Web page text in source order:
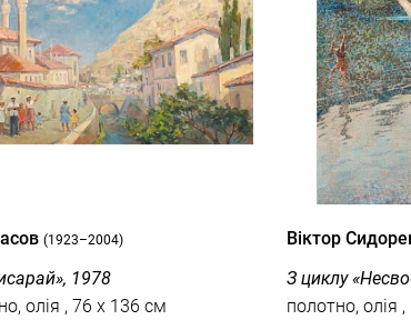
(1923–2004)
1978
полотно, олія , 76 x 136 см
Віктор
З циклу